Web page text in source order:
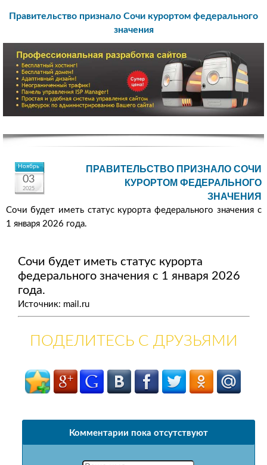
Правительство признало Сочи курортом федерального
значения
Ноябрь
03
2025
ПРАВИТЕЛЬСТВО ПРИЗНАЛО СОЧИ
КУРОРТОМ ФЕДЕРАЛЬНОГО
ЗНАЧЕНИЯ
Сочи будет иметь статус курорта федерального значения с
1 января 2026 года.
Сочи будет иметь статус курорта
федерального значения с 1 января 2026
года.
Источник: mail.ru
ПОДЕЛИТЕСЬ С ДРУЗЬЯМИ
Комментарии пока отсутствуют